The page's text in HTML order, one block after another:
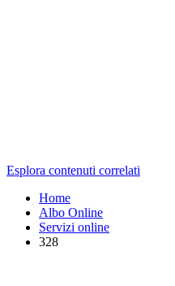
Esplora contenuti correlati
Home
Albo Online
Servizi online
328